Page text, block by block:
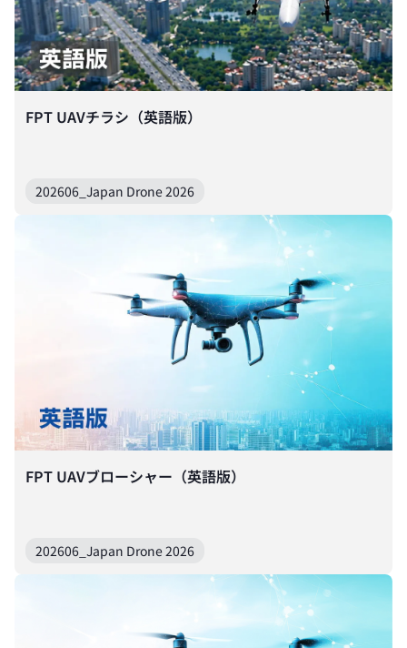
FPT UAVチラシ（英語版）
202606_Japan Drone 2026
FPT UAVブローシャー（英語版）
202606_Japan Drone 2026